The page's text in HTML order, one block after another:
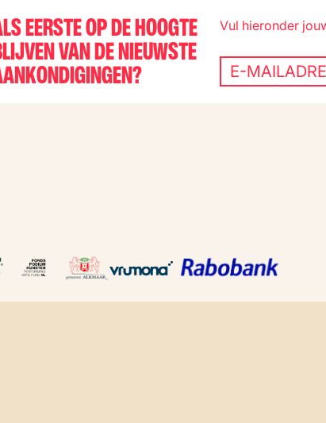
EERSTE OP DE HOOGTE
VAN DE NIEUWSTE
Vul hieronder